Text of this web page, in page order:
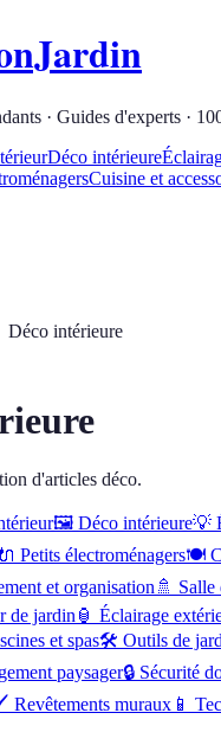
· Guides d'experts ·
Déco intérieure
Cuisine et
Déco intérieure
d'articles déco.
🖼️ Déco intérieure💡
Petits électroménagers🍽️
et organisation 🚿 Salle
de jardin 🏮 Éclairage
et spas🛠️ Outils de
paysager🔒 Sécurité
Revêtements muraux 📱